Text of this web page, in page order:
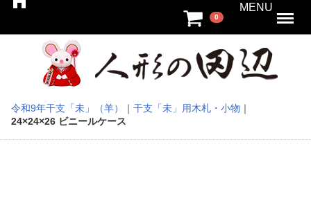
0
MENU Menu
令和9年干支「未」（羊）
干支「未」用木札・小物
24×24×26 ビニールケース